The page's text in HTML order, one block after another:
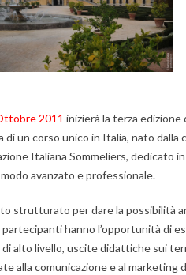
2011 inizierà la terza edizione
di un corso unico in Italia, nato
Italiana Sommeliers, dedicato
avanzato e professionale.
strutturato per dare la possibilità
partecipanti hanno l’opportunità di
alto livello, uscite didattiche sui
alla comunicazione e al marketing